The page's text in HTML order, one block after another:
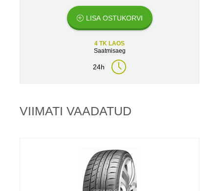
LISA OSTUKORVI
4 TK LAOS
Saatmisaeg
24h
VIIMATI VAADATUD